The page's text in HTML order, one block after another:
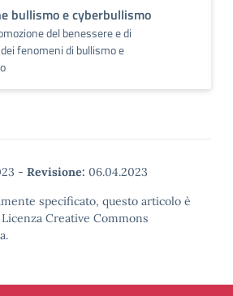
bullismo e cyberbullismo
del benessere e di
fenomeni di bullismo e
- Revisione: 06.04.2023
specificato, questo articolo è
Creative Commons